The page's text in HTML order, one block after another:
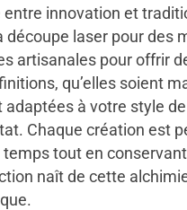
entre innovation et
découpe laser pour des
artisanales pour offrir
qu’elles soient
à votre style de
Chaque création est
tout en
naît de cette